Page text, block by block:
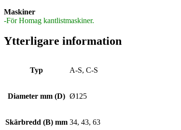
Maskiner
-För Homag kantlistmaskiner.
Ytterligare information
Typ A-S, C-S
Diameter mm (D) Ø125
Skärbredd (B) mm 34, 43, 63